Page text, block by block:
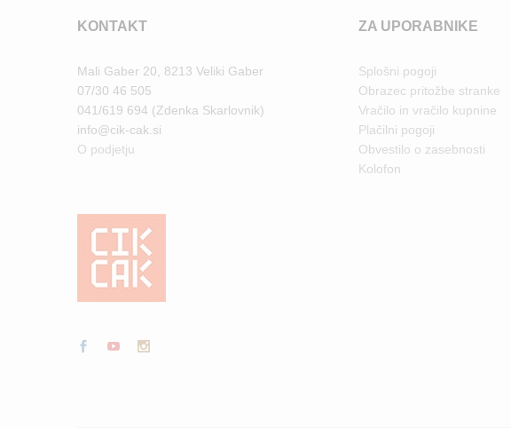
KONTAKT
Mali Gaber 20, 8213 Veliki Gaber
07/30 46 505
041/619 694 (Zdenka Skarlovnik)
info@cik-cak.si
O podjetju
ZA UPORABNIKE
Splošni pogoji
Obrazec pritožbe stranke
Vračilo in vračilo kupnine
Plačilni pogoji
Obvestilo o zasebnosti
Kolofon